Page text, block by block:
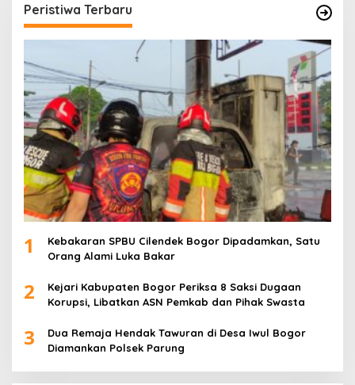
Peristiwa Terbaru
1
Kebakaran SPBU Cilendek Bogor Dipadamkan, Satu
Orang Alami Luka Bakar
2
Kejari Kabupaten Bogor Periksa 8 Saksi Dugaan
Korupsi, Libatkan ASN Pemkab dan Pihak Swasta
3
Dua Remaja Hendak Tawuran di Desa Iwul Bogor
Diamankan Polsek Parung